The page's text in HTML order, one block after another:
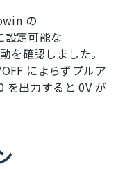
の
設定可能な
を確認しました。
によらずプルア
を出力すると 0V が